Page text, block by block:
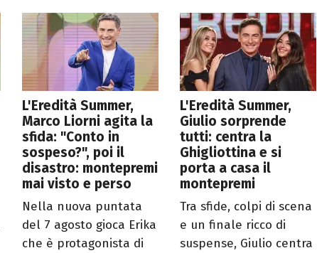
L'Eredità Summer,
Marco Liorni agita la
sfida: "Conto in
sospeso?", poi il
disastro: montepremi
mai visto e perso
Nella nuova puntata
del 7 agosto gioca Erika
che è protagonista di
L'Eredità Summer,
Giulio sorprende
tutti: centra la
Ghigliottina e si
porta a casa il
montepremi
Tra sfide, colpi di scena
e un finale ricco di
suspense, Giulio centra